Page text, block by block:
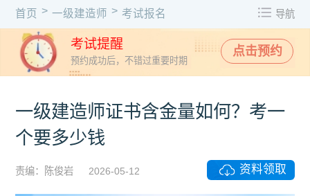
首页 > 一级建造师 > 考试报名 导航
考试提醒
预约成功后，不错过重要时期
点击预约
一级建造师证书含金量如何？考一
个要多少钱
责编：陈俊岩 2026-05-12 资料领取